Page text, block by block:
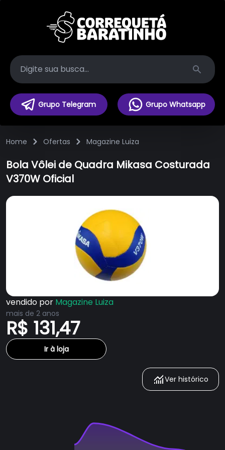
Search
Grupo Telegram Grupo Whatsapp
Home Ofertas Magazine Luiza
Bola Vôlei de Quadra Mikasa Costurada
V370W Oficial
vendido por Magazine Luiza
mais de 2 anos
R$ 131,47
Ir à loja
Ver histórico